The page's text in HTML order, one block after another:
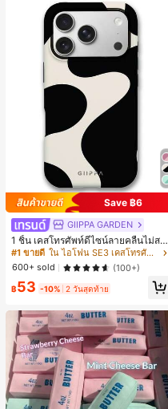
Save ฿6
GIIPPA GARDEN
1 ชิ้น เคสโทรศัพท์ดีไซน์ลายคลื่นไม่สม
มาตรสำหรับ Phone 17 Pro Max, เหม
าะสำหรับ Phone 16 Pro Max, 15 Pro
Max, 14 Pro Max, เคสโทรศัพท์สไตล์เ
กาหลีและน่าสนใจ, เข้ากันได้กับ 11/12/
13/14/15/16 Pro Max Plus, ดีไซน์หรู
ขวัญในอุดมคติสำหรับคริสต์มาส, วันว
าเลนไทน์, อีสเตอร์, ฤดูแต่งงานและวันเ
กิดสำหรับแฟนสาว
#1 ขายดี
ใน ไอโฟน SE3 เคสโทรศัพท์แฟชั่น
600+ sold
(100+)
฿53 -10% 2 วันสุดท้าย